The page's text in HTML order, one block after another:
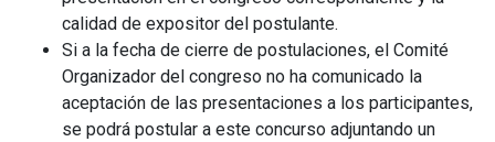
calidad de expositor del postulante.
Si a la fecha de cierre de postulaciones, el Comité
Organizador del congreso no ha comunicado la
aceptación de las presentaciones a los participantes,
se podrá postular a este concurso adjuntando un